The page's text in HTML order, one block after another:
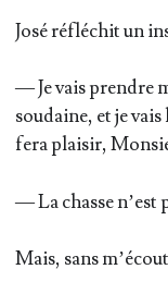
José réflé­chit un
— Je vais prendre
sou­daine, et je
fera plai­sir,
— La chasse n’est
Mais, sans